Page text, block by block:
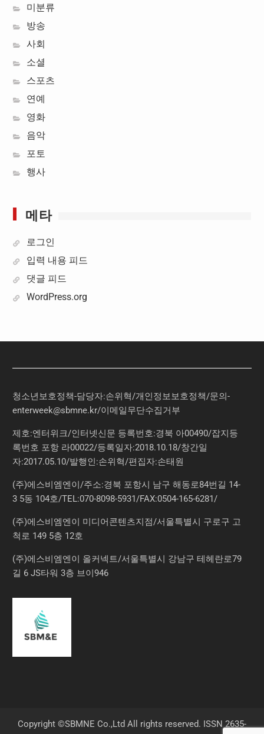
미분류
방송
사회
소셜
스포츠
연예
영화
음악
포토
행사
메타
로그인
입력 내용 피드
댓글 피드
WordPress.org
청소년보호정책-담당자:손위혁/개인정보보호정책/문의-
enterweek@sbmne.kr/이메일무단수집거부
제호:엔터위크/인터넷신문 등록번호:경북 아00490/잡지등
록번호 포항 라00022/등록일자:2018.10.18/창간일
자:2017.05.10/발행인:손위혁/편집자:손태원
(주)에스비엠엔이/주소:경북 포항시 남구 해동로84번길 14-
3 5동 104호/TEL:070-8098-5931/FAX:0504-165-6281/
(주)에스비엠엔이 미디어콘텐츠지점/서울특별시 구로구 고
척로 149 5층 12호
(주)에스비엠엔이 올커넥트/서울특별시 강남구 테헤란로79
길 6 JS타워 3층 브이946
Copyright ©SBMNE Co.,Ltd All rights reserved. ISSN 2635-